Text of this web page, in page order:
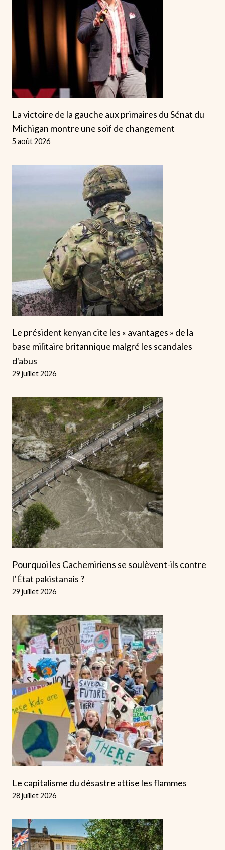
La victoire de la gauche aux primaires du Sénat du
Michigan montre une soif de changement
5 août 2026
Le président kenyan cite les « avantages » de la
base militaire britannique malgré les scandales
d'abus
29 juillet 2026
Pourquoi les Cachemiriens se soulèvent-ils contre
l’État pakistanais ?
29 juillet 2026
Le capitalisme du désastre attise les flammes
28 juillet 2026